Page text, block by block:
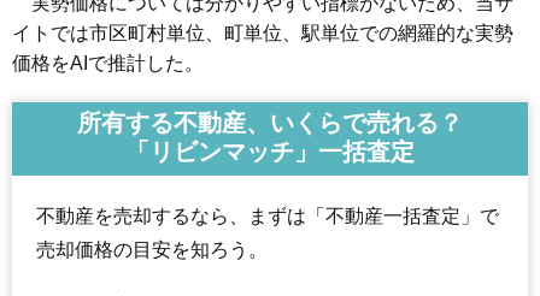
イトでは市区町村単位、町単位、駅単位での網羅的な実勢
価格をAIで推計した。
所有する不動産、いくらで売れる？
「リビンマッチ」一括査定
不動産を売却するなら、まずは「不動産一括査定」で
売却価格の目安を知ろう。